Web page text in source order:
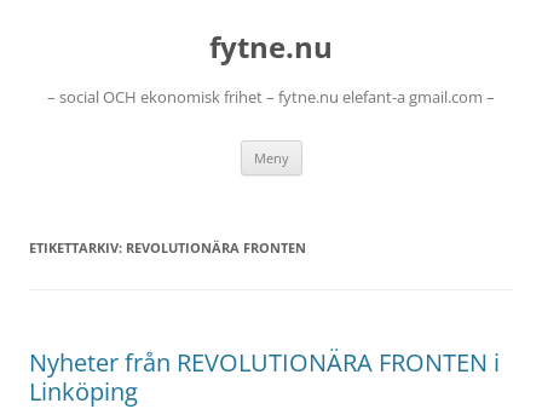
fytne.nu
– social OCH ekonomisk frihet – fytne.nu elefant-a gmail.com –
Meny
ETIKETTARKIV: REVOLUTIONÄRA FRONTEN
Nyheter från REVOLUTIONÄRA FRONTEN i
Linköping